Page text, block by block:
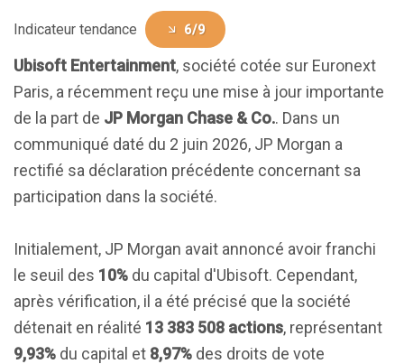
Indicateur tendance 6/9
Ubisoft Entertainment, société cotée sur Euronext
Paris, a récemment reçu une mise à jour importante
de la part de JP Morgan Chase & Co.. Dans un
communiqué daté du 2 juin 2026, JP Morgan a
rectifié sa déclaration précédente concernant sa
participation dans la société.
Initialement, JP Morgan avait annoncé avoir franchi
le seuil des 10% du capital d'Ubisoft. Cependant,
après vérification, il a été précisé que la société
détenait en réalité 13 383 508 actions, représentant
9,93% du capital et 8,97% des droits de vote